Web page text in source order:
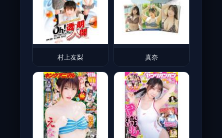
村上友梨 真奈